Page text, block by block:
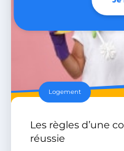
Logement
Les règles d’une
réussie
XSRF-TOKEN